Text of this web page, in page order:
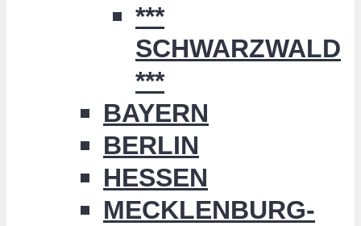
***
SCHWARZWALD
***
BAYERN
BERLIN
HESSEN
MECKLENBURG-